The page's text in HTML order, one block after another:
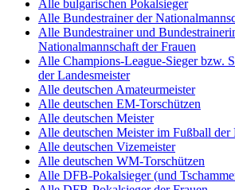
Alle bulgarischen Pokalsieger
Alle Bundestrainer der
Alle Bundestrainer und
Nationalmannschaft der Frauen
Alle Champions-League-Sieger bzw.
der Landesmeister
Alle deutschen Amateurmeister
Alle deutschen EM-Torschützen
Alle deutschen Meister
Alle deutschen Meister im Fußball der
Alle deutschen Vizemeister
Alle deutschen WM-Torschützen
Alle DFB-Pokalsieger (und